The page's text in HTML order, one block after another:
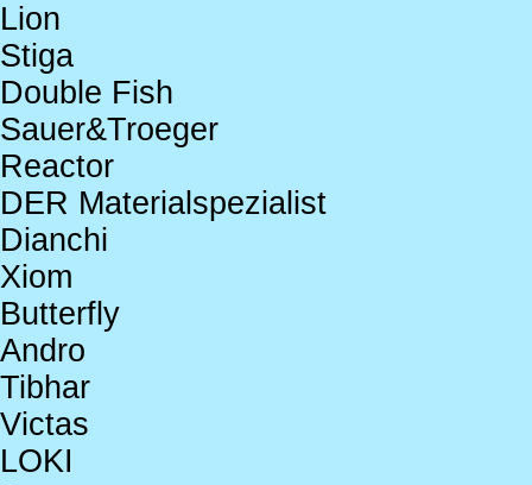
Lion
Stiga
Double Fish
Sauer&Troeger
Reactor
DER Materialspezialist
Dianchi
Xiom
Butterfly
Andro
Tibhar
Victas
LOKI